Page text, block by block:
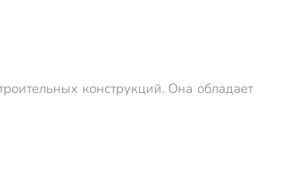
конструкций. Она обладает